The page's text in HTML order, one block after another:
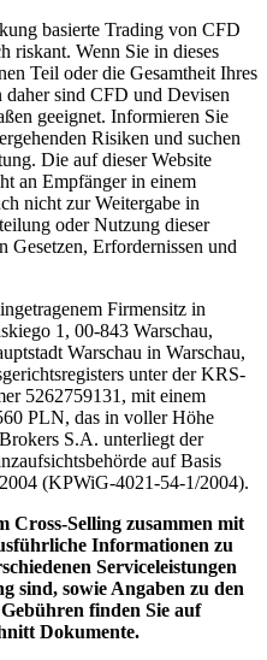
basierte Trading von CFD
riskant. Wenn Sie in dieses
Teil oder die Gesamtheit Ihres
daher sind CFD und Devisen
geeignet. Informieren Sie
Risiken und suchen
Die auf dieser Website
an Empfänger in einem
nicht zur Weitergabe in
oder Nutzung dieser
Erfordernissen und
Firmensitz in
1, 00-843 Warschau,
Warschau in Warschau,
unter der KRS-
5262759131, mit einem
PLN, das in voller Höhe
S.A. unterliegt der
auf Basis
(KPWiG-4021-54-1/2004).
Cross-Selling zusammen mit
Informationen zu
Serviceleistungen
sind, sowie Angaben zu den
finden Sie auf
Dokumente.